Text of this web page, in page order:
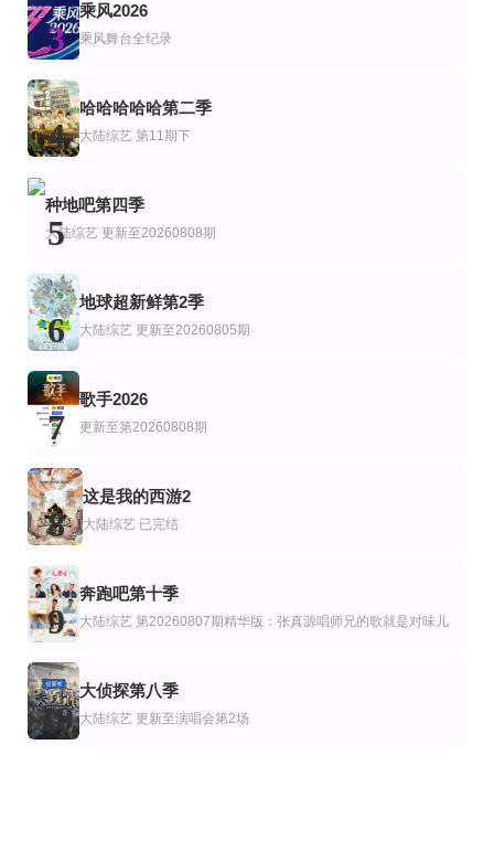
花少世界树奇遇派对
母胎单身恋爱大作战2节目售后
2026桃你喜欢·爱奇艺717会员节——IP互动嘉年华
第5期
南极巨龙大战
已完结
台湾原味道2
韦汝,梁凯晴,朱祐宏,譚凱螢
更新至20260807期Plus版
密室大逃脱第八季大神版
大张伟,许凯,周笔畅,彭昱畅,张真源,陈哲远
更新至20260618期
端午奇妙游2026
先导陪看下
心动的信号第9季
薛凯琪,杨超越,代旭,杜海涛,张纯烨
20260701第3期
炽夏角色番综·炽热的夏天
3
乘风2026
乘风舞台全纪录
4
哈哈哈哈哈第二季
大陆综艺 第11期下
5
种地吧第四季
大陆综艺 更新至20260808期
6
地球超新鲜第2季
大陆综艺 更新至20260805期
7
歌手2026
更新至第20260808期
8
这是我的西游2
大陆综艺 已完结
9
奔跑吧第十季
大陆综艺 第20260807期精华版：张真源唱师兄的歌就是对味儿
10
大侦探第八季
大陆综艺 更新至演唱会第2场